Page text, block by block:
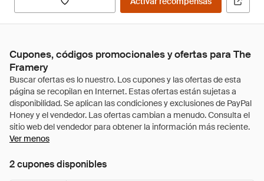
Cupones, códigos promocionales y ofertas para The
Framery
Ver menos
2 cupones disponibles